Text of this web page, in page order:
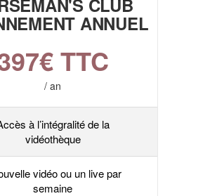
CLUB
ANNUEL
€ TTC
/ an
à l’intégralité de la
vidéothèque
vidéo ou un live par
semaine